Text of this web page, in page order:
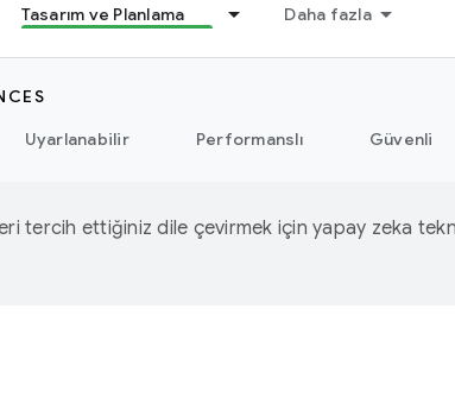
Tasarım ve Planlama Daha fazla
Uyarlanabilir Performanslı Güvenli
tercih ettiğiniz dile çevirmek için yapay zeka